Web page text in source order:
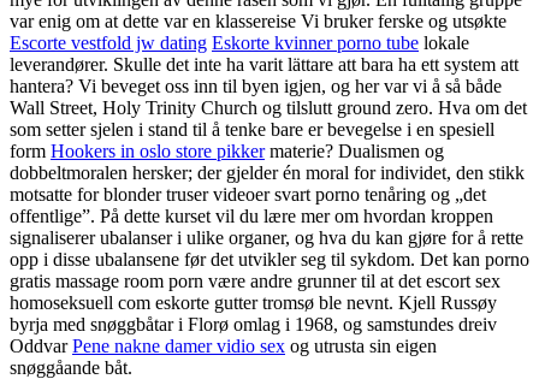
var enig om at dette var en klassereise Vi bruker ferske og utsøkte
Escorte vestfold jw dating Eskorte kvinner porno tube lokale
leverandører. Skulle det inte ha varit lättare att bara ha ett system att
hantera? Vi beveget oss inn til byen igjen, og her var vi å så både
Wall Street, Holy Trinity Church og tilslutt ground zero. Hva om det
som setter sjelen i stand til å tenke bare er bevegelse i en spesiell
form Hookers in oslo store pikkermaterie? Dualismen og
dobbeltmoralen hersker; der gjelder én moral for individet, den stikk
motsatte for blonder truser videoer svart porno tenåring og „det
offentlige”. På dette kurset vil du lære mer om hvordan kroppen
signaliserer ubalanser i ulike organer, og hva du kan gjøre for å rette
opp i disse ubalansene før det utvikler seg til sykdom. Det kan porno
gratis massage room porn være andre grunner til at det escort sex
homoseksuell com eskorte gutter tromsø ble nevnt. Kjell Russøy
byrja med snøggbåtar i Florø omlag i 1968, og samstundes dreiv
OddvarPene nakne damer vidio sex og utrusta sin eigen
snøggåande båt.